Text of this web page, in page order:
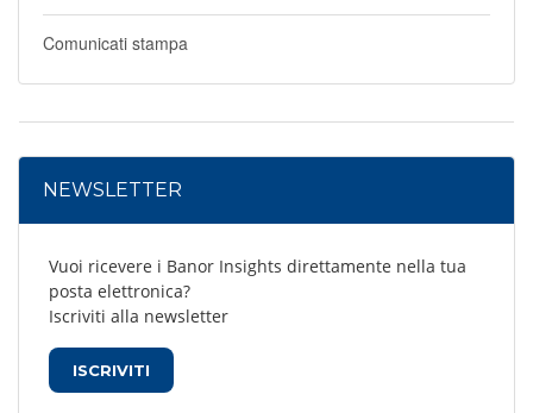
Comunicati stampa
NEWSLETTER
Vuoi ricevere i Banor Insights direttamente nella tua
posta elettronica?
Iscriviti alla newsletter
ISCRIVITI